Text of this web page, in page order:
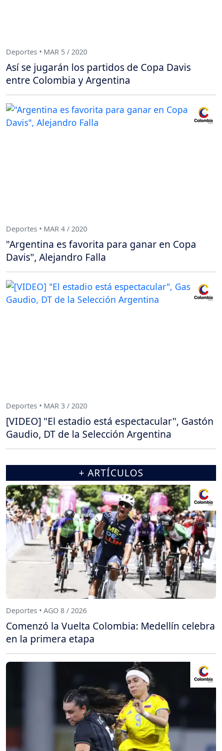
Deportes • MAR 5 / 2020
Así se jugarán los partidos de Copa Davis
entre Colombia y Argentina
Deportes • MAR 4 / 2020
"Argentina es favorita para ganar en Copa
Davis", Alejandro Falla
Deportes • MAR 3 / 2020
[VIDEO] "El estadio está espectacular", Gastón
Gaudio, DT de la Selección Argentina
+ ARTÍCULOS
Deportes • AGO 8 / 2026
Comenzó la Vuelta Colombia: Medellín celebra
en la primera etapa